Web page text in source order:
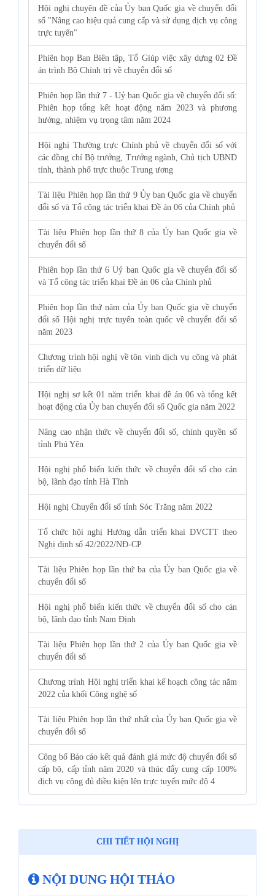
Hội nghị chuyên đề của Ủy ban Quốc gia về chuyển đổi
số "Nâng cao hiệu quả cung cấp và sử dụng dịch vụ công
trực tuyến"
Phiên họp Ban Biên tập, Tổ Giúp việc xây dựng 02 Đề
án trình Bộ Chính trị về chuyển đổi số
Phiên họp lần thứ 7 - Uỷ ban Quốc gia về chuyển đổi số:
Phiên họp tổng kết hoạt động năm 2023 và phương
hướng, nhiệm vụ trọng tâm năm 2024
Hội nghị Thường trực Chính phủ về chuyển đổi số với
các đồng chí Bộ trưởng, Trưởng ngành, Chủ tịch UBND
tỉnh, thành phố trực thuộc Trung ương
Tài liệu Phiên họp lần thứ 9 Ủy ban Quốc gia về chuyển
đổi số và Tổ công tác triển khai Đề án 06 của Chính phủ
Tài liệu Phiên họp lần thứ 8 của Ủy ban Quốc gia về
chuyển đổi số
Phiên họp lần thứ 6 Uỷ ban Quốc gia về chuyển đổi số
và Tổ công tác triển khai Đề án 06 của Chính phủ
Phiên họp lần thứ năm của Ủy ban Quốc gia về chuyển
đổi số Hội nghị trực tuyến toàn quốc về chuyển đổi số
năm 2023
Chương trình hội nghị về tôn vinh dịch vụ công và phát
triển dữ liệu
Hội nghị sơ kết 01 năm triển khai đề án 06 và tổng kết
hoạt động của Ủy ban chuyển đổi số Quốc gia năm 2022
Nâng cao nhận thức về chuyển đổi số, chính quyền số
tỉnh Phú Yên
Hội nghị phổ biến kiến thức về chuyển đổi số cho cán
bộ, lãnh đạo tỉnh Hà Tĩnh
Hội nghị Chuyển đổi số tỉnh Sóc Trăng năm 2022
Tổ chức hội nghị Hướng dẫn triển khai DVCTT theo
Nghị định số 42/2022/NĐ-CP
Tài liệu Phiên họp lần thứ ba của Ủy ban Quốc gia về
chuyển đổi số
Hội nghị phổ biến kiến thức về chuyển đổi số cho cán
bộ, lãnh đạo tỉnh Nam Định
Tài liệu Phiên họp lần thứ 2 của Ủy ban Quốc gia về
chuyển đổi số
Chương trình Hội nghị triển khai kế hoạch công tác năm
2022 của khối Công nghệ số
Tài liệu Phiên họp lần thứ nhất của Ủy ban Quốc gia về
chuyển đổi số
Công bố Báo cáo kết quả đánh giá mức độ chuyển đổi số
cấp bộ, cấp tỉnh năm 2020 và thúc đẩy cung cấp 100%
dịch vụ công đủ điều kiện lên trực tuyến mức độ 4
CHI TIẾT HỘI NGHỊ
NỘI DUNG HỘI THẢO